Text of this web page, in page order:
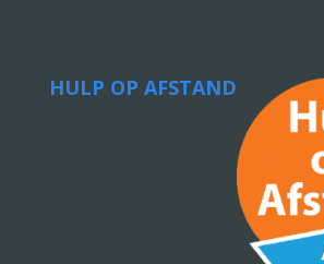
HULP OP AFSTAND